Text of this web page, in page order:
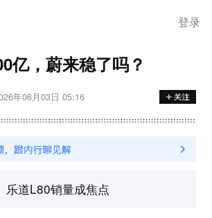
登录
亿，蔚来稳了吗？
年06月03日 05:16
乐道L80销量成焦点